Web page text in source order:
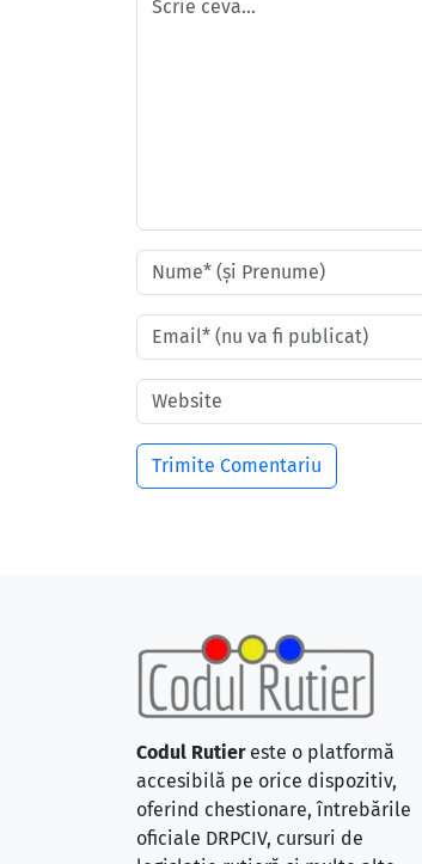
Codul Rutiereste o platformă
accesibilă pe orice dispozitiv,
oferind chestionare, întrebările
oficiale DRPCIV, cursuri de